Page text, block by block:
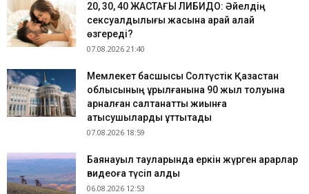
​20, 30, 40 ЖАСТАҒЫ ЛИБИДО: Әйелдің
сексуалдылығы жасына қарай қалай
өзгереді?
07.08.2026 21:40
Мемлекет басшысы Солтүстік Қазақстан
облысының құрылғанына 90 жыл толуына
арналған салтанатты жиынға
қатысушыларды құттықтады
07.08.2026 18:59
Баянауыл тауларында еркін жүрген арқарлар
видеоға түсіп қалды
06.08.2026 12:53